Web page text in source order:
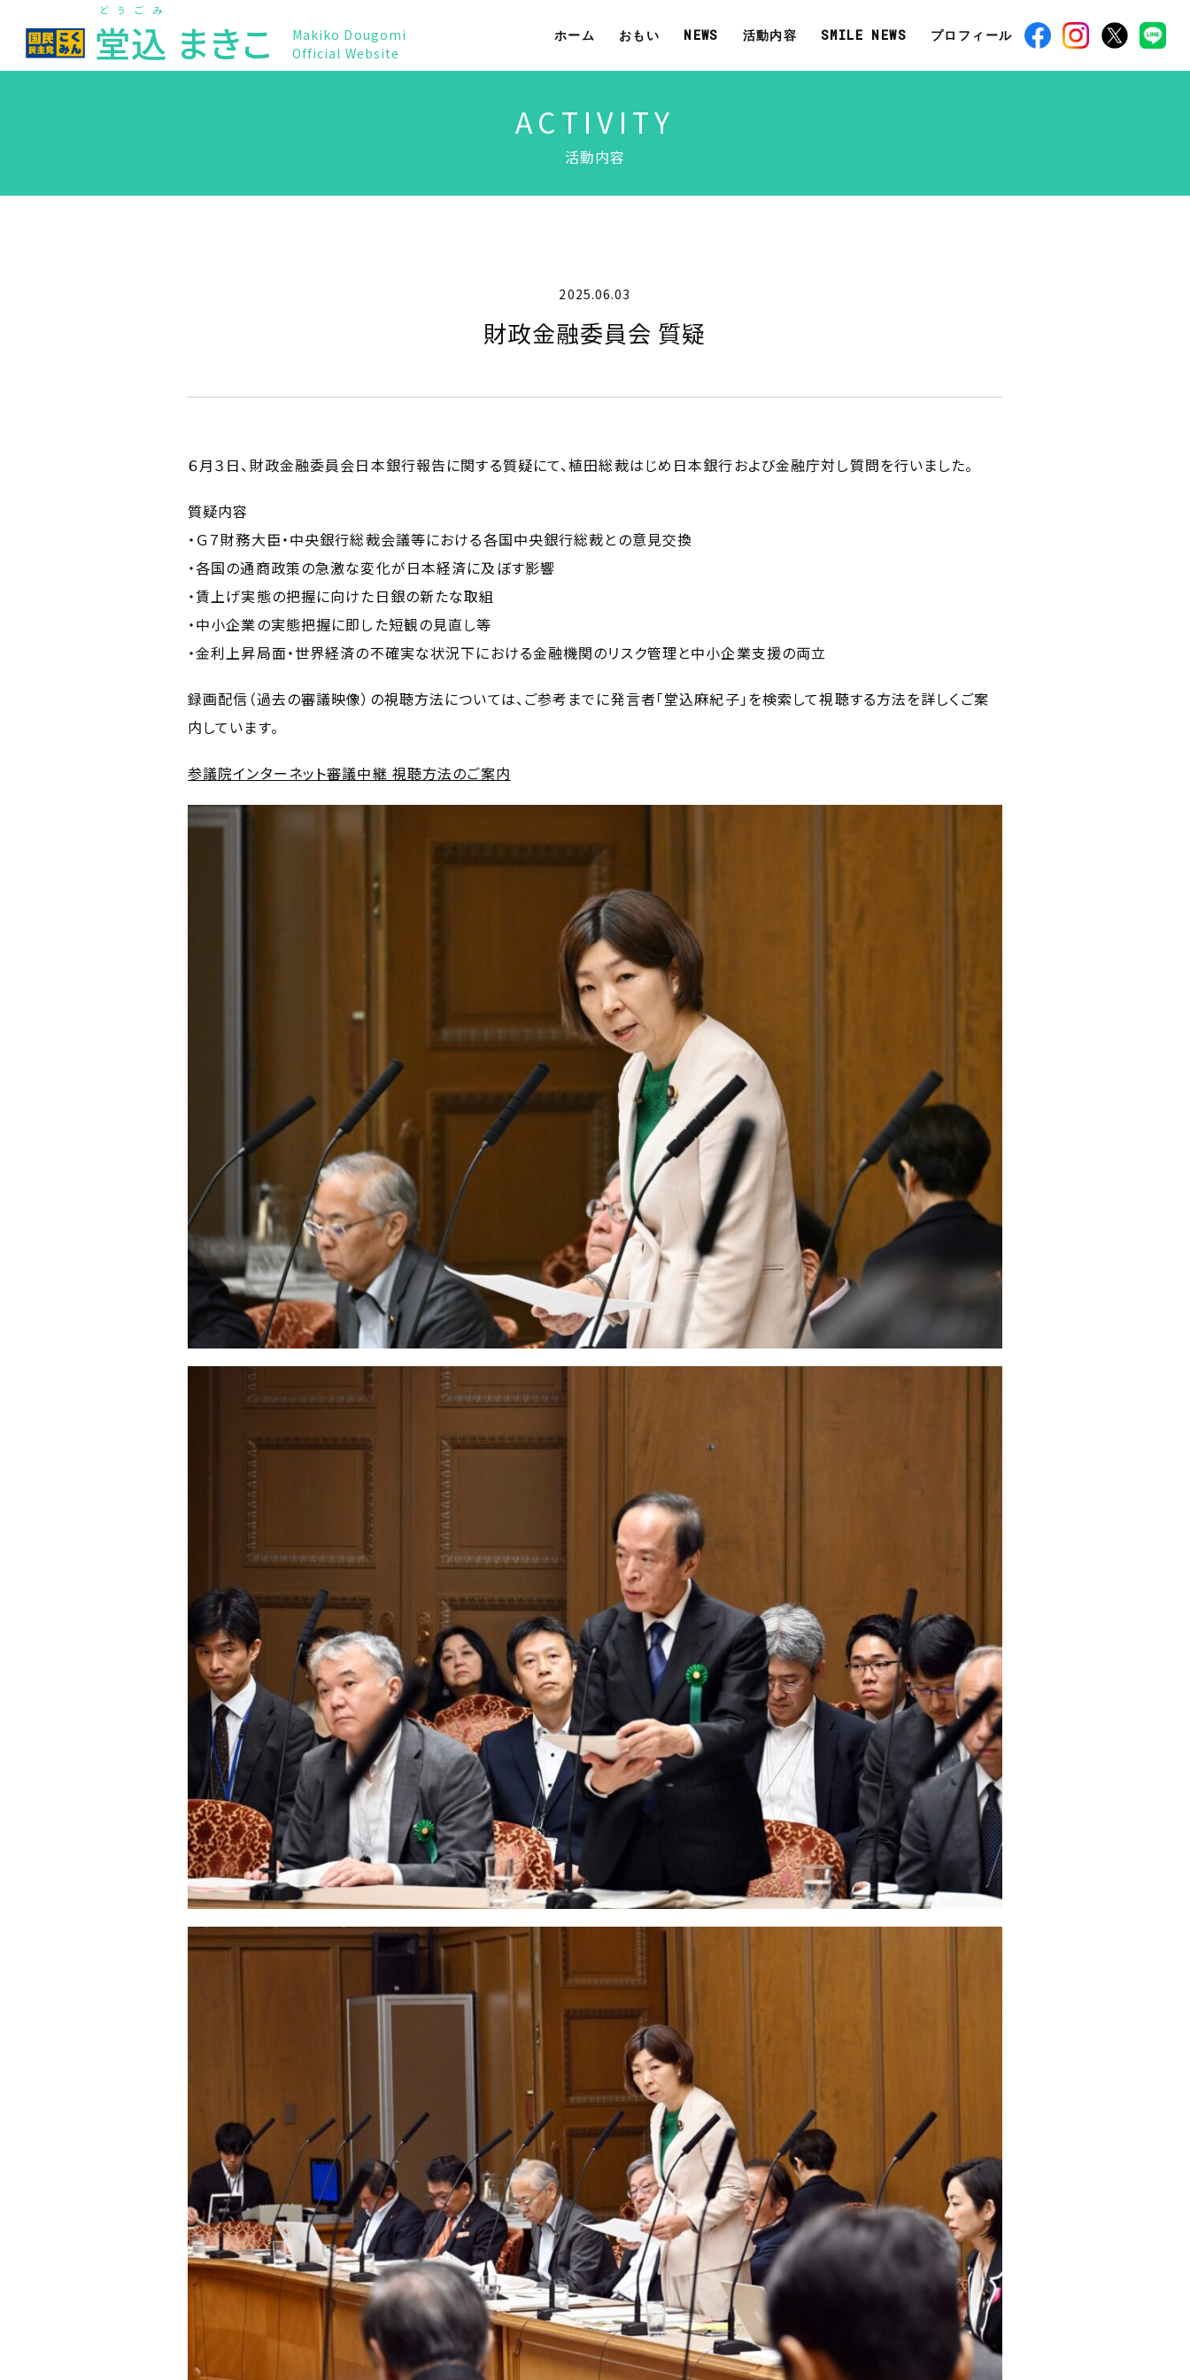
堂込
どうごみ
まきこ
Makiko Dougomi
Official Website
ホーム おもい NEWS 活動内容 SMILE NEWS プロフィール
ACTIVITY
活動内容
2025.06.03
財政金融委員会 質疑
６月３日、財政金融委員会日本銀行報告に関する質疑にて、植田総裁はじめ日本銀行および金融庁対し質問を行いました。
質疑内容
・Ｇ７財務大臣・中央銀行総裁会議等における各国中央銀行総裁との意見交換
・各国の通商政策の急激な変化が日本経済に及ぼす影響
・賃上げ実態の把握に向けた日銀の新たな取組
・中小企業の実態把握に即した短観の見直し等
・金利上昇局面・世界経済の不確実な状況下における金融機関のリスク管理と中小企業支援の両立
録画配信（過去の審議映像）の視聴方法については、ご参考までに発言者「堂込麻紀子」を検索して視聴する方法を詳しくご案
内しています。
参議院インターネット審議中継 視聴方法のご案内